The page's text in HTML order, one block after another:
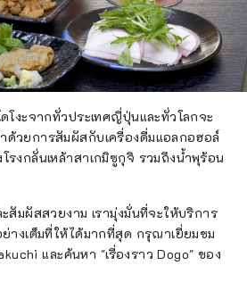
โงะจากทั่วประเทศญี่ปุ่นและทั่วโลกจะ
ด้วยการสัมผัสกับเครื่องดื่มแอลกอฮอล์
งกลั่นเหล้าสาเกมิซูกุจิ รวมถึงน้ำพุร้อน
สัมผัสสวยงาม เรามุ่งมั่นที่จะให้บริการ
างเต็มที่ให้ได้มากที่สุด กรุณาเยี่ยมชม
และค้นหา "เรื่องราว Dogo" ของ